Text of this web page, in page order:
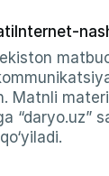
Internet-
Matnli
“daryo.uz”